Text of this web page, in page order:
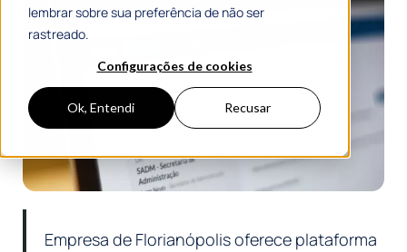
lembrar sobre sua preferência de não ser
rastreado.
Configurações de cookies
Ok, Entendi Recusar
Empresa de Florianópolis oferece plataforma